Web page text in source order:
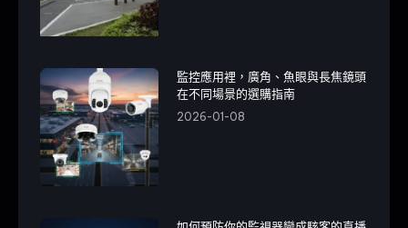
監控應用裡，廣角、魚眼與長焦鏡頭
在不同場景的選購指南
2026-01-08